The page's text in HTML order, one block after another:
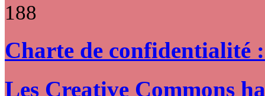
188
Charte de confidentialité
Les Creative Commons